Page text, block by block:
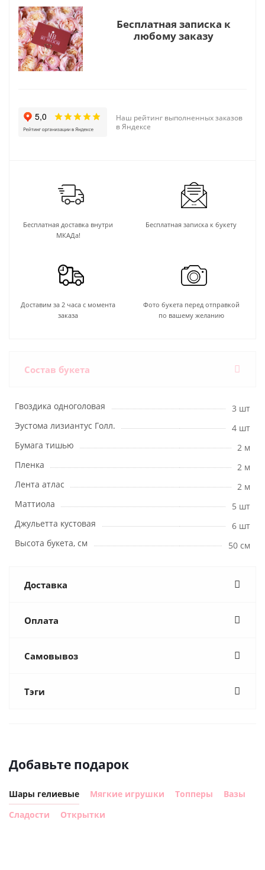
Бесплатная записка к
любому заказу
Наш рейтинг выполненных заказов
в Яндексе
Бесплатная доставка внутри
МКАДа!
Бесплатная записка к букету
Доставим за 2 часа с момента
заказа
Фото букета перед отправкой
по вашему желанию
Состав букета
Гвоздика одноголовая
3 шт
Эустома лизиантус Голл.
4 шт
Бумага тишью
2 м
Пленка
2 м
Лента атлас
2 м
Маттиола
5 шт
Джульетта кустовая
6 шт
Высота букета, см
50 см
Доставка
Оплата
Самовывоз
Тэги
Добавьте подарок
Шары гелиевые Мягкие игрушки Топперы
Вазы
Сладости
Открытки